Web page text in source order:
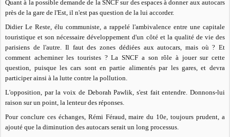
Quant à la possible demande de la SNCF sur des espaces à donner aux autocars
près de la gare de l'Est, il n'est pas question de la lui accorder.
Didier Le Reste, élu communiste, a rappelé l'ambivalence entre une capitale
touristique et son nécessaire développement d'un côté et la qualité de vie des
parisiens de l'autre. Il faut des zones dédiées aux autocars, mais où ? Et
comment acheminer les touristes ? La SNCF a son rôle à jouer sur cette
question, puisque les cars sont en partie alimentés par les gares, et devra
participer ainsi à la lutte contre la pollution.
L'opposition, par la voix de Deborah Pawlik, s'est fait entendre. Donnons-lui
raison sur un point, la lenteur des réponses.
Pour conclure ces échanges, Rémi Féraud, maire du 10e, toujours prudent, a
ajouté que la diminution des autocars serait un long processus.